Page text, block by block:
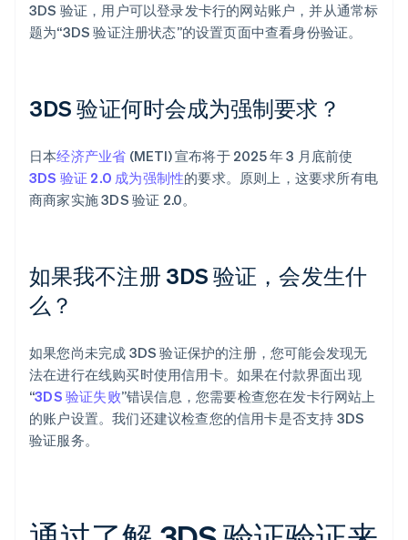
3DS 验证，用户可以登录发卡行的网站账户，并从通常标
题为“3DS 验证注册状态”的设置页面中查看身份验证。
3DS 验证何时会成为强制要求？
日本经济产业省 (METI) 宣布将于 2025 年 3 月底前使
3DS 验证 2.0 成为强制性的要求。原则上，这要求所有电
商商家实施 3DS 验证 2.0。
如果我不注册 3DS 验证，会发生什
么？
如果您尚未完成 3DS 验证保护的注册，您可能会发现无
法在进行在线购买时使用信用卡。如果在付款界面出现
“3DS 验证失败”错误信息，您需要检查您在发卡行网站上
的账户设置。我们还建议检查您的信用卡是否支持 3DS
验证服务。